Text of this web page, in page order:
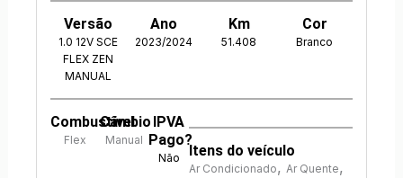
Versão
1.0 12V SCE
FLEX ZEN
MANUAL
Ano
2023/2024
Km
51.408
Cor
Branco
Combustível
Flex
Câmbio
Manual
IPVA
Pago?
Não Itens do veículo
Ar Condicionado, Ar Quente,